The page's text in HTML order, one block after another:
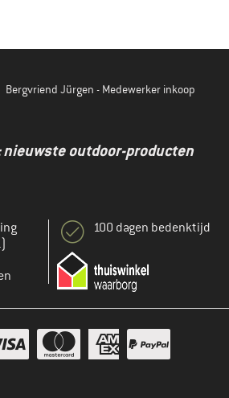
Bergvriend Jürgen - Medewerker inkoop
nieuwste outdoor-producten
100 dagen bedenktijd